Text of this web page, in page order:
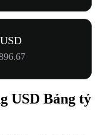
USD Bảng tỷ